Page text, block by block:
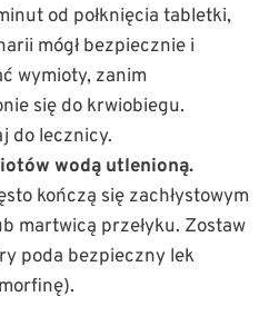
od połknięcia tabletki,
mógł bezpiecznie i
wymioty, zanim
się do krwiobiegu.
do lecznicy.
wodą utlenioną.
kończą się zachłystowym
martwicą przełyku. Zostaw
poda bezpieczny lek